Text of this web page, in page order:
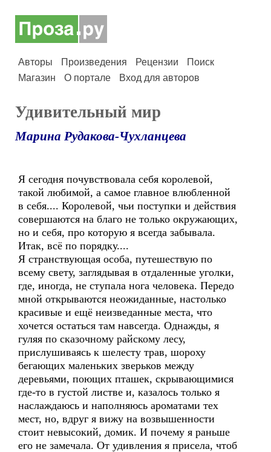
Авторы Произведения Рецензии
Поиск
Магазин
О портале Вход для авторов
Удивительный мир
Марина Рудакова-Чухланцева
Я сегодня почувствовала себя королевой,
такой любимой, а самое главное влюбленной
в себя.... Королевой, чьи поступки и действия
совершаются на благо не только окружающих,
но и себя, про которую я всегда забывала.
Итак, всё по порядку....
Я странствующая особа, путешествую по
всему свету, заглядывая в отдаленные уголки,
где, иногда, не ступала нога человека. Передо
мной открываются неожиданные, настолько
красивые и ещё неизведанные места, что
хочется остаться там навсегда. Однажды, я
гуляя по сказочному райскому лесу,
прислушиваясь к шелесту трав, шороху
бегающих маленьких зверьков между
деревьями, поющих пташек, скрывающимися
где-то в густой листве и, казалось только я
наслаждаюсь и наполняюсь ароматами тех
мест, но, вдруг я вижу на возвышенности
стоит невысокий, домик. И почему я раньше
его не замечала. От удивления я присела, чтоб